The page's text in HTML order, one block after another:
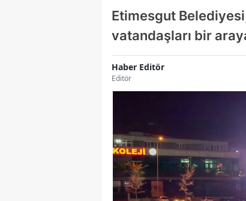
Etimesgut
vatandaşları bir
Haber Editör
Editör